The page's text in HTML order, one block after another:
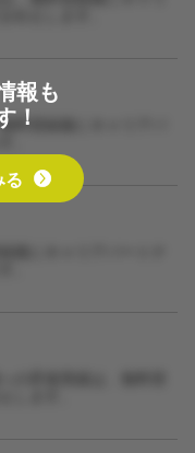
料登録後にキャリアパ
報も
！